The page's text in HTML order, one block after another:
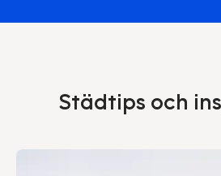
Städtips och